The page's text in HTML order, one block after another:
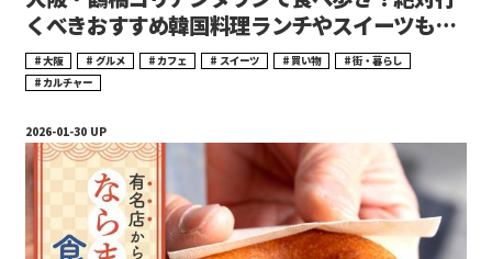
くべきおすすめ韓国料理ランチやスイーツもご
紹介！
大阪 グルメ カフェ スイーツ 買い物
街・暮らし
カルチャー